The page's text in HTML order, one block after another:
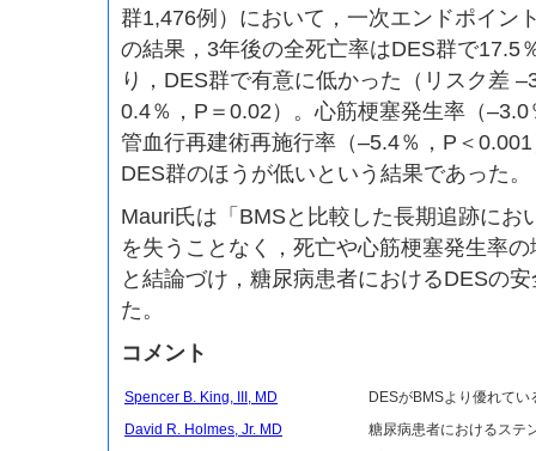
群1,476例）において，一次エンドポイン
の結果，3年後の全死亡率はDES群で17.5
り，DES群で有意に低かった（リスク差
0.4％，P＝0.02）。心筋梗塞発生率（
管血行再建術再施行率（–5.4％，P＜
DES群のほうが低いという結果であった。
Mauri氏は「BMSと比較した長期追跡にお
を失うことなく，死亡や心筋梗塞発生率
と結論づけ，糖尿病患者におけるDESの
た。
コメント
Spencer B. King, III, MD
DESがBMSより優れて
David R. Holmes, Jr. MD
糖尿病患者におけるステ